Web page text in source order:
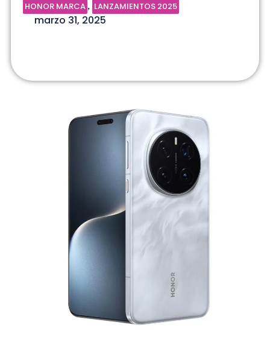
HONOR MARCA , LANZAMIENTOS 2025
marzo 31, 2025